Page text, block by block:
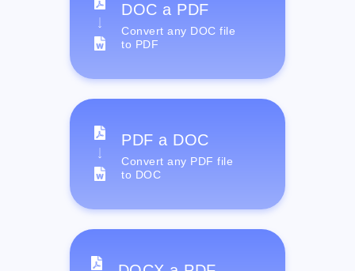
DOC a PDF
Convert any DOC file
to PDF
PDF a DOC
Convert any PDF file
to DOC